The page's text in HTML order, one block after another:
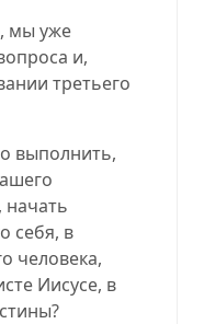
мы уже
и,
третьего
выполнить,
себя, в
человека,
Иисусе, в